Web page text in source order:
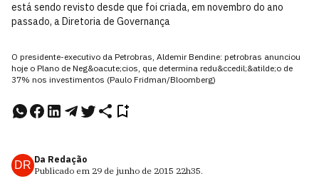
está sendo revisto desde que foi criada, em novembro do ano
passado, a Diretoria de Governança
O presidente-executivo da Petrobras, Aldemir Bendine: petrobras anunciou
hoje o Plano de Neg&oacute;cios, que determina redu&ccedil;&atilde;o de
37% nos investimentos (Paulo Fridman/Bloomberg)
DR Da Redação
Publicado em 29 de junho de 2015 22h35.